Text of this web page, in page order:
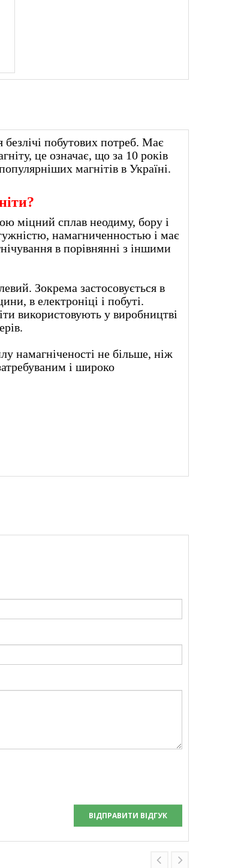
побутових потреб. Має
це означає, що за 10 років
магнітів в Україні.
міцний сплав неодиму, бору і
намагниченностью і має
в порівнянні з іншими
Зокрема застосовується в
в електроніці і побуті.
використовують у виробництві
для комп'ютерів.
намагніченості не більше, ніж
і широко
ВІДПРАВИТИ ВІДГУК